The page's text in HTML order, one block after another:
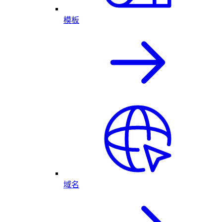
模板
域名